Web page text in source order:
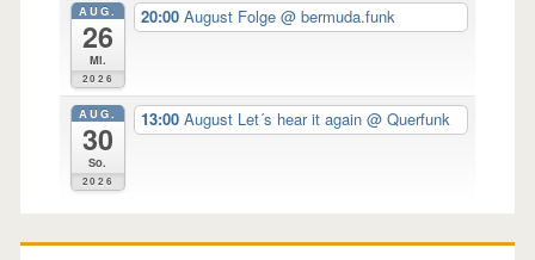
AUG.
26
Mi.
2026
20:00August Folge@ bermuda.funk
AUG.
30
So.
2026
13:00August Let´s hear it again@ Querfunk